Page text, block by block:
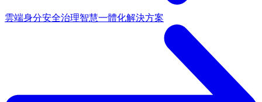
雲端身分安全治理智慧一體化解決方案